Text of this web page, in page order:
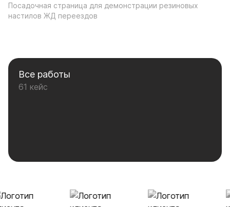
Посадочная страница для демонстрации резиновых
настилов ЖД переездов
Все работы
61 кейс
Наши клиенты